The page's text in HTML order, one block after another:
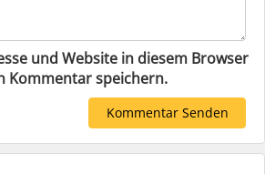
und Website in diesem Browser
Kommentar speichern.